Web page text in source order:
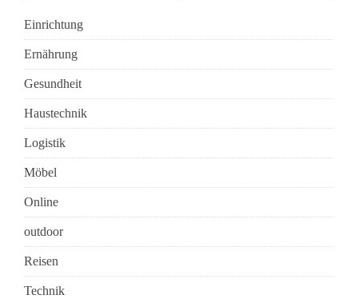
Einrichtung
Ernährung
Gesundheit
Haustechnik
Logistik
Möbel
Online
outdoor
Reisen
Technik